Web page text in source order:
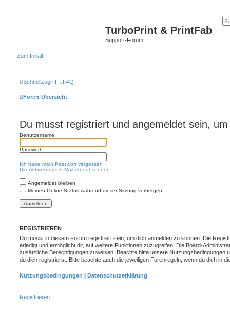
TurboPrint & PrintFab
Support-Forum
Zum Inhalt
Schnellzugriff FAQ
Foren-Übersicht
Du musst registriert und angemeldet sein,
Benutzername:
Passwort:
Ich habe mein Passwort vergessen
Die Aktivierungs-E-Mail erneut senden
Angemeldet bleiben
Meinen Online-Status während dieser Sitzung verbergen
REGISTRIEREN
Du musst in diesem Forum registriert sein, um dich anmelden zu können. Die
erledigt und ermöglicht dir, auf weitere Funktionen zuzugreifen. Die Board-
zusätzliche Berechtigungen zuweisen. Beachte bitte unsere Nutzungsbedingungen
du dich registrierst. Bitte beachte auch die jeweiligen Forenregeln, wenn du dich in
Nutzungsbedingungen | Datenschutzerklärung
Registrieren